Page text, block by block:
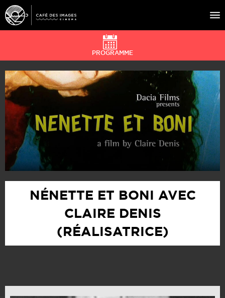
À L’AFFICHE
ÉVÉNEMENTS
CAFÉ DU CINÉ
PRATIQUE
ÉDUCATION AUX IMAGES
PROGRAMME
NÉNETTE ET BONI AVEC
CLAIRE DENIS
(RÉALISATRICE)